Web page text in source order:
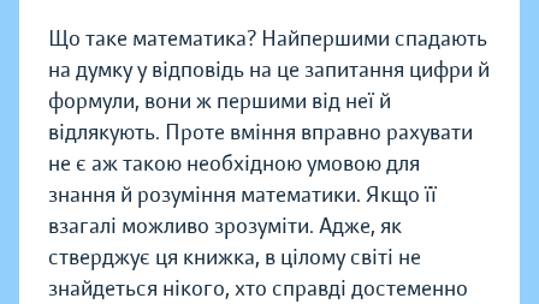
Що таке математика? Найпершими спадають
на думку у відповідь на це запитання цифри й
формули, вони ж першими від неї й
відлякують. Проте вміння вправно рахувати
не є аж такою необхідною умовою для
знання й розуміння математики. Якщо її
взагалі можливо зрозуміти. Адже, як
стверджує ця книжка, в цілому світі не
знайдеться нікого, хто справді достеменно